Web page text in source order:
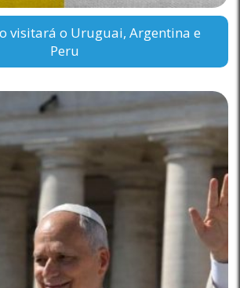
visitará o Uruguai, Argentina e
Peru